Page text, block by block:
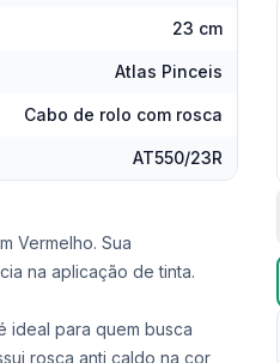
23 cm
Atlas Pinceis
Cabo de rolo com rosca
AT550/23R
Vermelho. Sua
na aplicação de tinta.
ideal para quem busca
rosca anti caldo na cor